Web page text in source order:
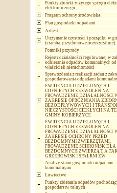
Punkty zbiórki zużytego sprzętu
elektronicznego
Program ochrony środowiska
Plan gospodarki odpadami
Azbest
Utrzymanie czystości i porządku w
(szamba, przydomowe oczyszczalnie)
Pomniki przyrody
Rejestr działalności regulowanej w
odbierania odpadów komunalnych od
właścicieli nieruchomości
Sprawozdania z realizacji zadań z
gospodarowania odpadami
EWIDENCJA UDZIELONYCH I
COFNIETYCH ZEZWOLEŃ NA
PROWADZENIE DZIAŁALNOSCI
ZAKRESIE OPRÓŻNIANIA
BEZODPŁYWOWYCH I
NIECZYSTOŚCI CIEKŁYCH NA
GMINY KOBIERZYCE
EWIDENCJA UDZIELONYCH I
COFNIETYCH ZEZWOLEŃ NA
PROWADZENIE DZIAŁALNOSCI
ZAKRESIE OCHRONY PRZED
BEZDOMNYMI ZWIERZĘTAMI,
PROWADZENIE SCHRONISK DLA
BEZDOMNYCH ZWIERZĄT, A
GRZEBOWISK I SPALRNI ZW
Analizy stanu gospodarki odpadami
komunalnymi
Łowiectwo
Punkty zbierania odpadów
gospodarstw rolnych